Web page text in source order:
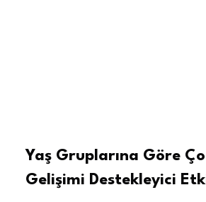
Yaş Gruplarına Göre
Gelişimi Destekleyici